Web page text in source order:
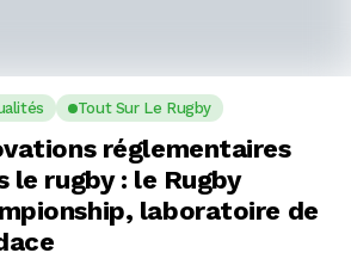
Tout Sur Le Rugby
réglementaires
le rugby : le Rugby
laboratoire de